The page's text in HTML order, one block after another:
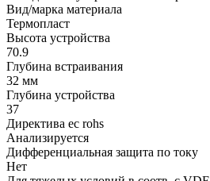
Вид/марка материала
Термопласт
Высота устройства
70.9
Глубина встраивания
32 мм
Глубина устройства
37
Директива ec rohs
Анализируется
Дифференциальная защита по току
Нет